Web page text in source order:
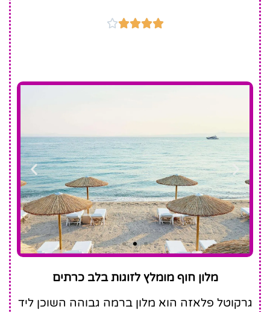





Grecotel Plaza
Beach House
מלון חוף מומלץ לזוגות בלב כרתים
גרקוטל פלאזה הוא מלון ברמה גבוהה השוכן ליד